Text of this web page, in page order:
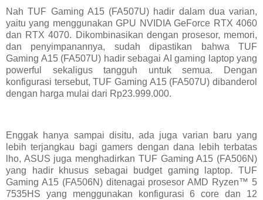
Nah TUF Gaming A15 (FA507U) hadir dalam dua varian,
yaitu yang menggunakan GPU NVIDIA GeForce RTX 4060
dan RTX 4070. Dikombinasikan dengan prosesor, memori,
dan penyimpanannya, sudah dipastikan bahwa TUF
Gaming A15 (FA507U) hadir sebagai AI gaming laptop yang
powerful sekaligus tangguh untuk semua. Dengan
konfigurasi tersebut, TUF Gaming A15 (FA507U) dibanderol
dengan harga mulai dari Rp23.999.000.
Enggak hanya sampai disitu, ada juga varian baru yang
lebih terjangkau bagi gamers dengan dana lebih terbatas
lho, ASUS juga menghadirkan TUF Gaming A15 (FA506N)
yang hadir khusus sebagai budget gaming laptop. TUF
Gaming A15 (FA506N) ditenagai prosesor AMD Ryzen™ 5
7535HS yang menggunakan konfigurasi 6 core dan 12